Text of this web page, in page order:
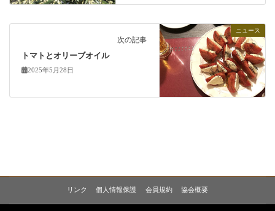
ニュース
次の記事
トマトとオリーブオイル
2025年5月28日
リンク 個人情報保護 会員規約 協会概要